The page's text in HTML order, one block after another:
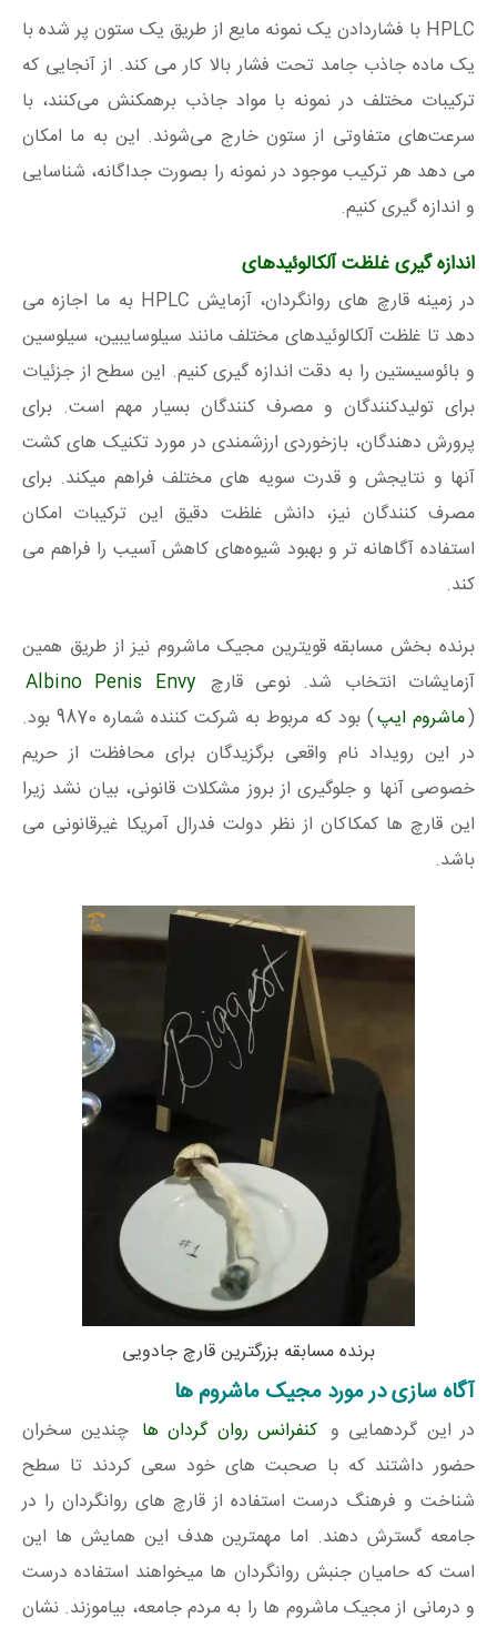
HPLC با فشاردادن یک نمونه مایع از طریق یک ستون پر شده با
یک ماده جاذب جامد تحت فشار بالا کار می کند. از آنجایی که
ترکیبات مختلف در نمونه با مواد جاذب برهمکنش می‌کنند، با
سرعت‌های متفاوتی از ستون خارج می‌شوند. این به ما امکان
می دهد هر ترکیب موجود در نمونه را بصورت جداگانه، شناسایی
و اندازه گیری کنیم.
اندازه گیری غلظت آلکالوئیدهای
در زمینه قارچ های روانگردان، آزمایش HPLC به ما اجازه می
دهد تا غلظت آلکالوئیدهای مختلف مانند سیلوسایبین، سیلوسین
و بائوسیستین را به دقت اندازه گیری کنیم. این سطح از جزئیات
برای تولیدکنندگان و مصرف کنندگان بسیار مهم است. برای
پرورش دهندگان، بازخوردی ارزشمندی در مورد تکنیک های کشت
آنها و نتایجش و قدرت سویه های مختلف فراهم میکند. برای
مصرف کنندگان نیز، دانش غلظت دقیق این ترکیبات امکان
استفاده آگاهانه تر و بهبود شیوه‌های کاهش آسیب را فراهم می
کند.
برنده بخش مسابقه قویترین مجیک ماشروم نیز از طریق همین
آزمایشات انتخاب شد. نوعی قارچ Albino Penis Envy
(ماشروم ایپ
) بود که مربوط به شرکت کننده شماره 9870 بود.
در این رویداد نام واقعی برگزیدگان برای محافظت از حریم
خصوصی آنها و جلوگیری از بروز مشکلات قانونی، بیان نشد زیرا
این قارچ ها کمکاکان از نظر دولت فدرال آمریکا غیرقانونی می
باشد.
برنده مسابقه بزرگترین قارچ جادویی
آگاه سازی در مورد مجیک ماشروم ها
در این گردهمایی و کنفرانس روان گردان ها چندین سخران
حضور داشتند که با صحبت های خود سعی کردند تا سطح
شناخت و فرهنگ درست استفاده از قارچ های روانگردان را در
جامعه گسترش دهند. اما مهمترین هدف این همایش ها این
است که حامیان جنبش روانگردان ها میخواهند استفاده درست
و درمانی از مجیک ماشروم ها را به مردم جامعه، بیاموزند. نشان